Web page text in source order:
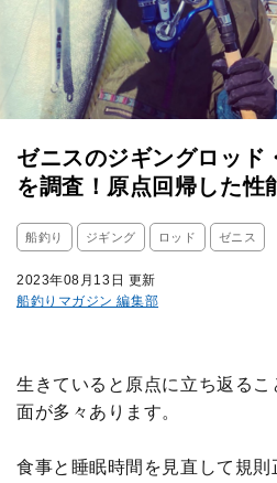
ゼニスのジギングロッド
を調査！原点回帰した性
船釣り ジギング ロッド ゼニス
2023年08月13日 更新
船釣りマガジン 編集部
生きていると原点に立ち返る
面が多々あります。
食事と睡眠時間を見直して規